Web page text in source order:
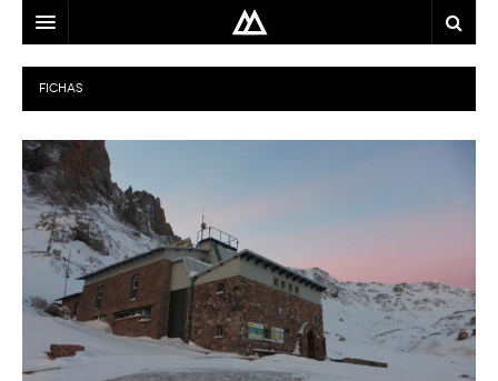
ARQUITECTO
LOCALIZACIÓN
MAPA
USO
EQUIPO
BLOG
CONTACTO
FICHAS